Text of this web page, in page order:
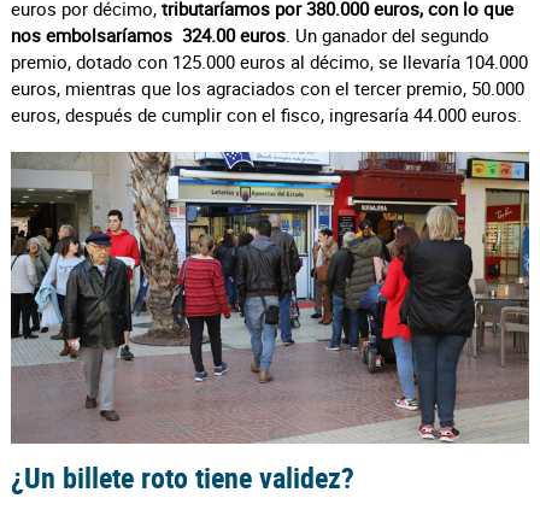
euros por décimo, tributaríamos por 380.000 euros, con lo que
nos embolsaríamos 324.00 euros. Un ganador del segundo
premio, dotado con 125.000 euros al décimo, se llevaría 104.000
euros, mientras que los agraciados con el tercer premio, 50.000
euros, después de cumplir con el fisco, ingresaría 44.000 euros.
¿Un billete roto tiene validez?